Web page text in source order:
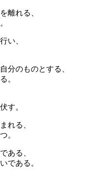
離れる、
い、
分のものとする、
。
す。
れる、
。
ある、
である。